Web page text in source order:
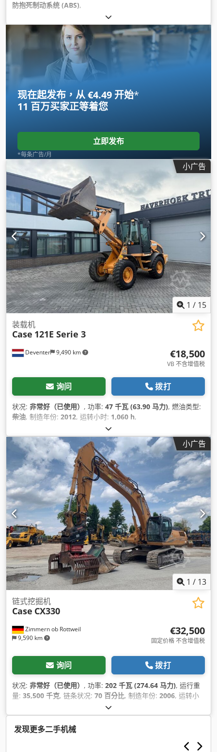
防抱死制动系统 (ABS),
现在起发布，从 €4.49 开始*
11 百万买家正等着您
立即发布
*每条广告/月
小广告
1 / 15
Deventer 9,490 km
装载机
Case 121E Serie 3
€18,500
VB 不含增值税
询问 拨打
状况: 非常好（已使用） , 功率: 47 千瓦 (63.90 马力), 燃油类型:
柴油, 制造年份: 2012, 运转小时: 1,060 h,
小广告
1 / 13
Zimmern ob Rottweil
9,590 km
链式挖掘机
Case CX330
€32,500
固定价格 不含增值税
询问 拨打
状况: 非常好（已使用） , 功率: 202 千瓦 (274.64 马力), 运行重
量: 35,500 千克, 链条状况: 70 百分比, 制造年份: 2006, 运转小
发现更多二手机械